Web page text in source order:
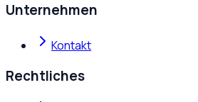
Unternehmen
Kontakt
Rechtliches